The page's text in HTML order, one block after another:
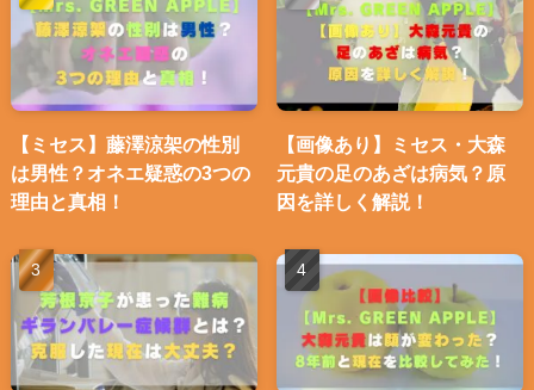
【ミセス】藤澤涼架の性別
は男性？オネエ疑惑の3つの
理由と真相！
【画像あり】ミセス・大森
元貴の足のあざは病気？原
因を詳しく解説！